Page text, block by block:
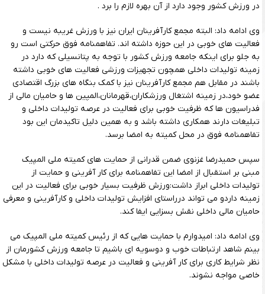
در ورزش کشور وجود دارد از آن بهره لازم را برد .
وی ادامه داد: البته مجمع کارآفرینان ایران نیز با ورزش غریبه نیست و
فعالیت های خوبی در این حوزه داشته اند. تفاهمنامه فوق حرکتی است رو
به جلو برای اینکه جامعه ورزش کشور با توجه به پتانسیلی که دارد در
زمینه تولیدات داخلی همچون تجهیزات ورزشی فعالیت های خوبی داشته
باشند در مقابل هم مجمع کارآفرینان نیز با کمک بنگاه های بزرگ اقتصادی
عضو خود،در زمینه اشتغال ورزشکاران،قهرمانان،المپین ها و حامیان مالی از
فدراسیون ها که ظرفیت خوبی برای فعالیت در عرصه تولیدات داخلی و
تبلیغات دارند همکاری داشته باشد و به همین دلیل تاکیدمان این بود
تفاهمنامه فوق در محل کمیته به امضا برسد.
سپس حمیدرضا غزنوی ضمن قدرانی از حمایت های کمیته ملی المپیک
مبنی بر استقبال از امضا این تفاهمنامه برای کار آفرینی و حمایت از
تولیدات داخلی ابراز داشت:ورزش ظرفیت بسیار خوبی برای فعالیت در این
زمینه داردو می تواند درراستای افزایش تولیدات داخلی و کارآفرینی و معرفی
حامیان مالی داخلی نقش بسزایی ایفا کند.
وی ادامه داد: امیدوارم با حمایت هایی که از رئیس کمیته ملی المپیک می
بینم شاهد ارتباطات خوب و دوسویه ای باشیم تا جامعه ورزش کشورمان از
نظر شرایط کاری برای کار آفرینی و فعالیت در عرصه تولیدات داخلی با مشکل
خاصی مواجه نشوند.